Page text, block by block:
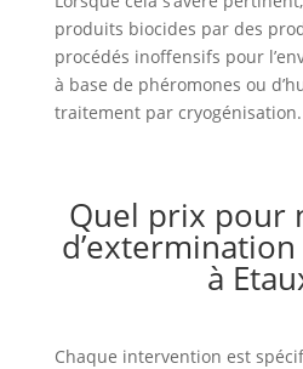
produits biocides par des
procédés inoffensifs pour
à base de phéromones ou
traitement par cryogénisation.
Quel prix pour
à
Chaque intervention est